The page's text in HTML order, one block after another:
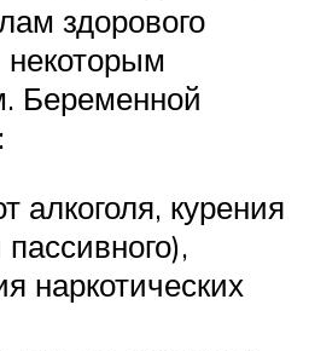
здорового
Беременной
алкоголя, курения
пассивного),
наркотических